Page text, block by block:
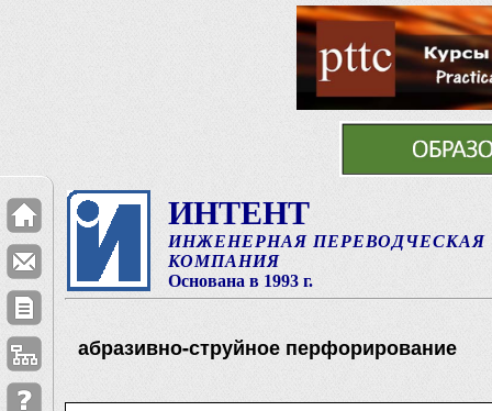
ИНТЕНТ
ИНЖЕНЕРНАЯ ПЕРЕВОДЧЕСКАЯ
КОМПАНИЯ
Основана в 1993 г.
абразивно-струйное перфорирование